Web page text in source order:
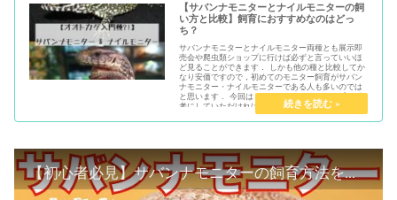
【サバンナモニターとナイルモニターの飼
い方と比較】飼育におすすめなのはどっ
ち？
サバンナモニターとナイルモニター両種とも展示即
売会や爬虫類ショップに行けば必ずと言っていいほ
ど見ることができます． しかも他の種と比較してか
なり安価ですので，初めてのモニター飼育がサバン
ナモニター・ナイルモニターである人も多いのでは
と思います． 今回は，両種について知り，飼育の参
考にしていただければと思います．
【初心者必見】サバンナモニターの飼育方法をわかりやすく解説！値段、大きさ、寿命、なつくか等も紹介します。